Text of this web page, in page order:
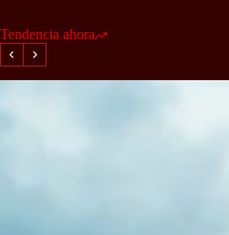
Tendencia ahora